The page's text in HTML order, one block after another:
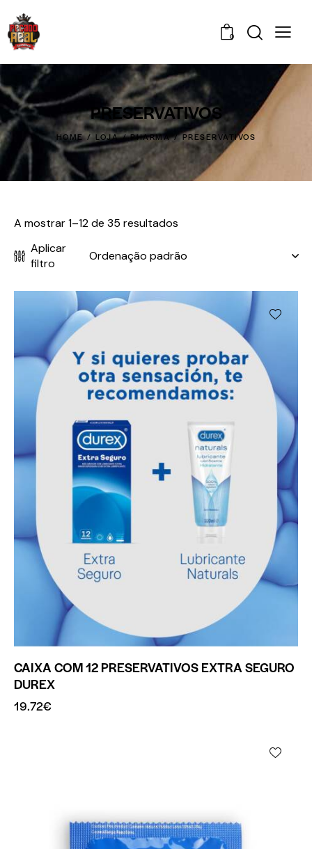
0
PRESERVATIVOS
HOME LOJA PHARMA PRESERVATIVOS
A mostrar 1–12 de 35 resultados
Aplicar
filtro
CAIXA COM 12 PRESERVATIVOS EXTRA SEGURO
DUREX
19.72€